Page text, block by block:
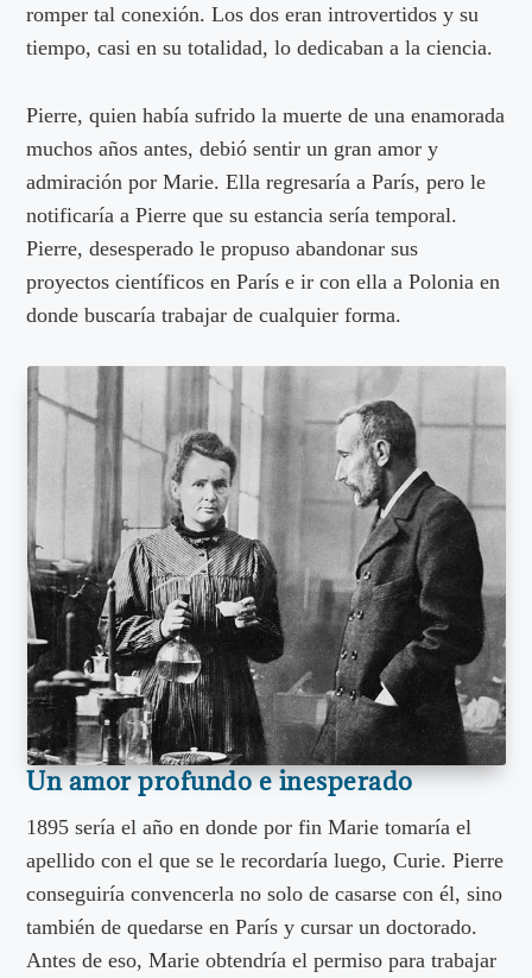
romper tal conexión. Los dos eran introvertidos y su
tiempo, casi en su totalidad, lo dedicaban a la ciencia.
Pierre, quien había sufrido la muerte de una enamorada
muchos años antes, debió sentir un gran amor y
admiración por Marie. Ella regresaría a París, pero le
notificaría a Pierre que su estancia sería temporal.
Pierre, desesperado le propuso abandonar sus
proyectos científicos en París e ir con ella a Polonia en
donde buscaría trabajar de cualquier forma.
Un amor profundo e inesperado
1895 sería el año en donde por fin Marie tomaría el
apellido con el que se le recordaría luego, Curie. Pierre
conseguiría convencerla no solo de casarse con él, sino
también de quedarse en París y cursar un doctorado.
Antes de eso, Marie obtendría el permiso para trabajar